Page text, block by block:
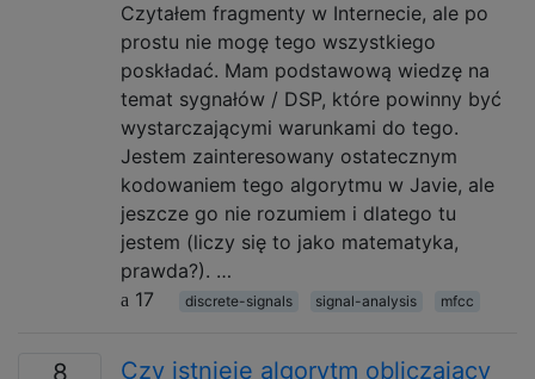
Czytałem fragmenty w Internecie, ale po
prostu nie mogę tego wszystkiego
poskładać. Mam podstawową wiedzę na
temat sygnałów / DSP, które powinny być
wystarczającymi warunkami do tego.
Jestem zainteresowany ostatecznym
kodowaniem tego algorytmu w Javie, ale
jeszcze go nie rozumiem i dlatego tu
jestem (liczy się to jako matematyka,
prawda?). …
17
discrete-signals signal-analysis mfcc
8
Czy istnieje algorytm obliczający